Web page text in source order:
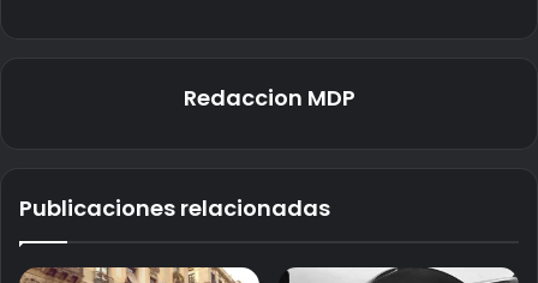
Redaccion MDP
Publicaciones relacionadas